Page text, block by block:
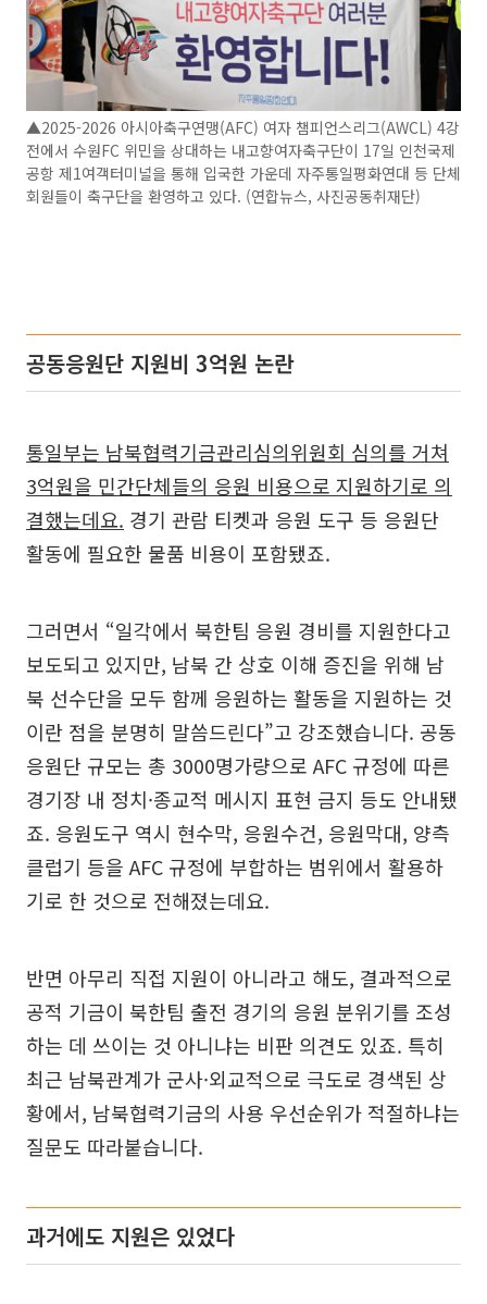
▲2025-2026 아시아축구연맹(AFC) 여자 챔피언스리그(AWCL) 4강
전에서 수원FC 위민을 상대하는 내고향여자축구단이 17일 인천국제
공항 제1여객터미널을 통해 입국한 가운데 자주통일평화연대 등 단체
회원들이 축구단을 환영하고 있다. (연합뉴스, 사진공동취재단)
공동응원단 지원비 3억원 논란
통일부는 남북협력기금관리심의위원회 심의를 거쳐
3억원을 민간단체들의 응원 비용으로 지원하기로 의
결했는데요. 경기 관람 티켓과 응원 도구 등 응원단
활동에 필요한 물품 비용이 포함됐죠.
그러면서 “일각에서 북한팀 응원 경비를 지원한다고
보도되고 있지만, 남북 간 상호 이해 증진을 위해 남
북 선수단을 모두 함께 응원하는 활동을 지원하는 것
이란 점을 분명히 말씀드린다”고 강조했습니다. 공동
응원단 규모는 총 3000명가량으로 AFC 규정에 따른
경기장 내 정치·종교적 메시지 표현 금지 등도 안내됐
죠. 응원도구 역시 현수막, 응원수건, 응원막대, 양측
클럽기 등을 AFC 규정에 부합하는 범위에서 활용하
기로 한 것으로 전해졌는데요.
반면 아무리 직접 지원이 아니라고 해도, 결과적으로
공적 기금이 북한팀 출전 경기의 응원 분위기를 조성
하는 데 쓰이는 것 아니냐는 비판 의견도 있죠. 특히
최근 남북관계가 군사·외교적으로 극도로 경색된 상
황에서, 남북협력기금의 사용 우선순위가 적절하냐는
질문도 따라붙습니다.
과거에도 지원은 있었다